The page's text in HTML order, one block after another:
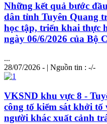
Những kết quả bước
dân tỉnh Tuyên Quang
học tập, triển khai thực
ngày 06/6/2026 của Bộ
...
28/07/2026 - | Nguồn tin : -/-
VKSND khu vực 8 -
công tố kiểm sát khởi tố
người khác xuất cảnh